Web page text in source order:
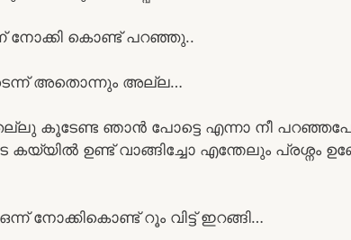
നോക്കി കൊണ്ട് പറഞ്ഞു..
അതൊന്നും അല്ല…
കൂടേണ്ട ഞാൻ പോട്ടെ എന്നാ നീ
കയ്യിൽ ഉണ്ട് വാങ്ങിച്ചോ എന്തേലും പ്രശ്നം
നോക്കികൊണ്ട് റൂം വിട്ട് ഇറങ്ങി…